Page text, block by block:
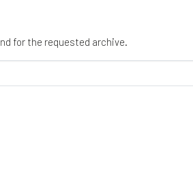
for the requested archive.